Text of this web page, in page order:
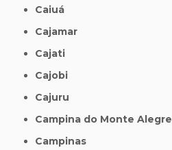
Caiuá
Cajamar
Cajati
Cajobi
Cajuru
Campina do Monte Alegre
Campinas